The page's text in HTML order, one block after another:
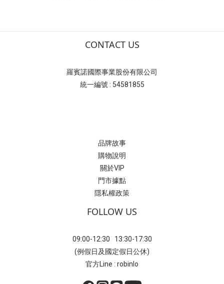
CONTACT US
羅賓諾國際事業股份有限公司
統一編號 : 54581855
品牌故事
購物說明
關於VIP
門市據點
隱私權政策
FOLLOW US
09:00-12:30 13:30-17:30
(例假日及國定假日公休)
官方Line : robinlo